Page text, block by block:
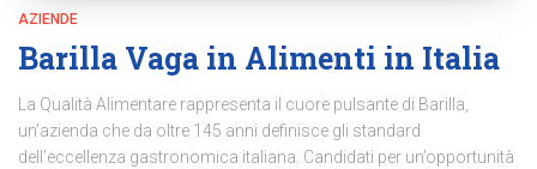
AZIENDE
Barilla Vaga in Alimenti in Italia
La Qualità Alimentare rappresenta il cuore pulsante di Barilla,
un’azienda che da oltre 145 anni definisce gli standard
dell’eccellenza gastronomica italiana. Candidati per un’opportunità